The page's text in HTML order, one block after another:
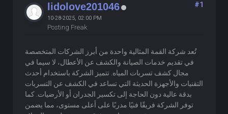
lidolove201046
10-28-2025, 02:00 PM
Posting Freak
#1
تُعد شركة القمة المثالية واحدة من أبرز الشركات المتخصصة
في تقديم خدمات الصيانة والكشف عن الأعطال، لا سيما في
مجال كشف تسربات المياه. تتميز الشركة باستخدام أحدث
التقنيات والأجهزة الحديثة التي تساعد في الكشف عن التسربات
بدقة عالية دون الحاجة إلى تكسير الجدران أو الأرضيات. كما
توفر الشركة فريقًا فنيًا مدربًا على أعلى مستوى، مما يضمن